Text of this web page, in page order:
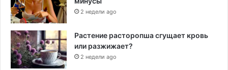
2 недели ago
Растение расторопша сгущает кровь
или разжижает?
2 недели ago